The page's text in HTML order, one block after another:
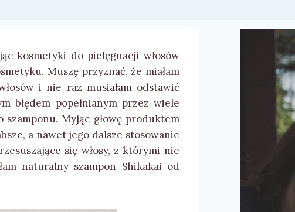
kosmetyki do pielęgnacji włosów
Muszę przyznać, że miałam
i nie raz musiałam odstawić
błędem popełnianym przez wiele
szamponu. Myjąc głowę produktem
a nawet jego dalsze stosowanie
się włosy, z którymi nie
naturalny szampon Shikakai od